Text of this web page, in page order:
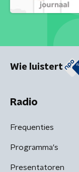
Wie luistert
Radio
Frequenties
Programma's
Presentatoren